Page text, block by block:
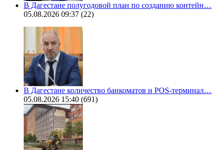
В Дагестане полугодовой план по созданию контейн…
05.08.2026 09:37 (22)
В Дагестане количество банкоматов и POS-терминал…
05.08.2026 15:40 (691)